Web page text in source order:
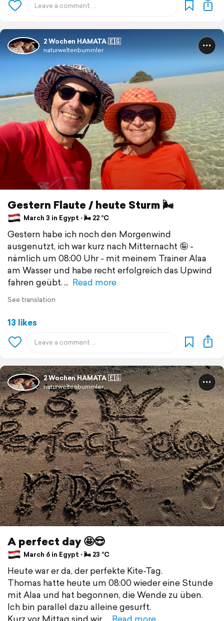
2 Wochen HAMATA 🇪🇬
naturweltenbummler
Gestern Flaute / heute Sturm 🌬️
March 3 in Egypt ⋅ 🌬 22 °C
Gestern habe ich noch den Morgenwind
ausgenutzt, ich war kurz nach Mitternacht 🤪 -
nämlich um 08:00 Uhr - mit meinem Trainer Alaa
am Wasser und habe recht erfolgreich das Upwind
fahren geübt.
Read more
See translation
13 likes
2 Wochen HAMATA 🇪🇬
naturweltenbummler
A perfect day 🤩😎
March 6 in Egypt ⋅ 🌬 23 °C
Heute war er da, der perfekte Kite-Tag.
Thomas hatte heute um 08:00 wieder eine Stunde
mit Alaa und hat begonnen, die Wende zu üben.
Ich bin parallel dazu alleine gesurft.